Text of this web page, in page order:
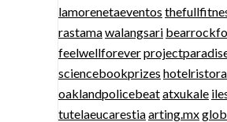
lamorenetaeventos
rastamawalangsari
feelwellforever
sciencebookprizes
oaklandpolicebeatatxukale
tutelaeucarestiaarting.mx